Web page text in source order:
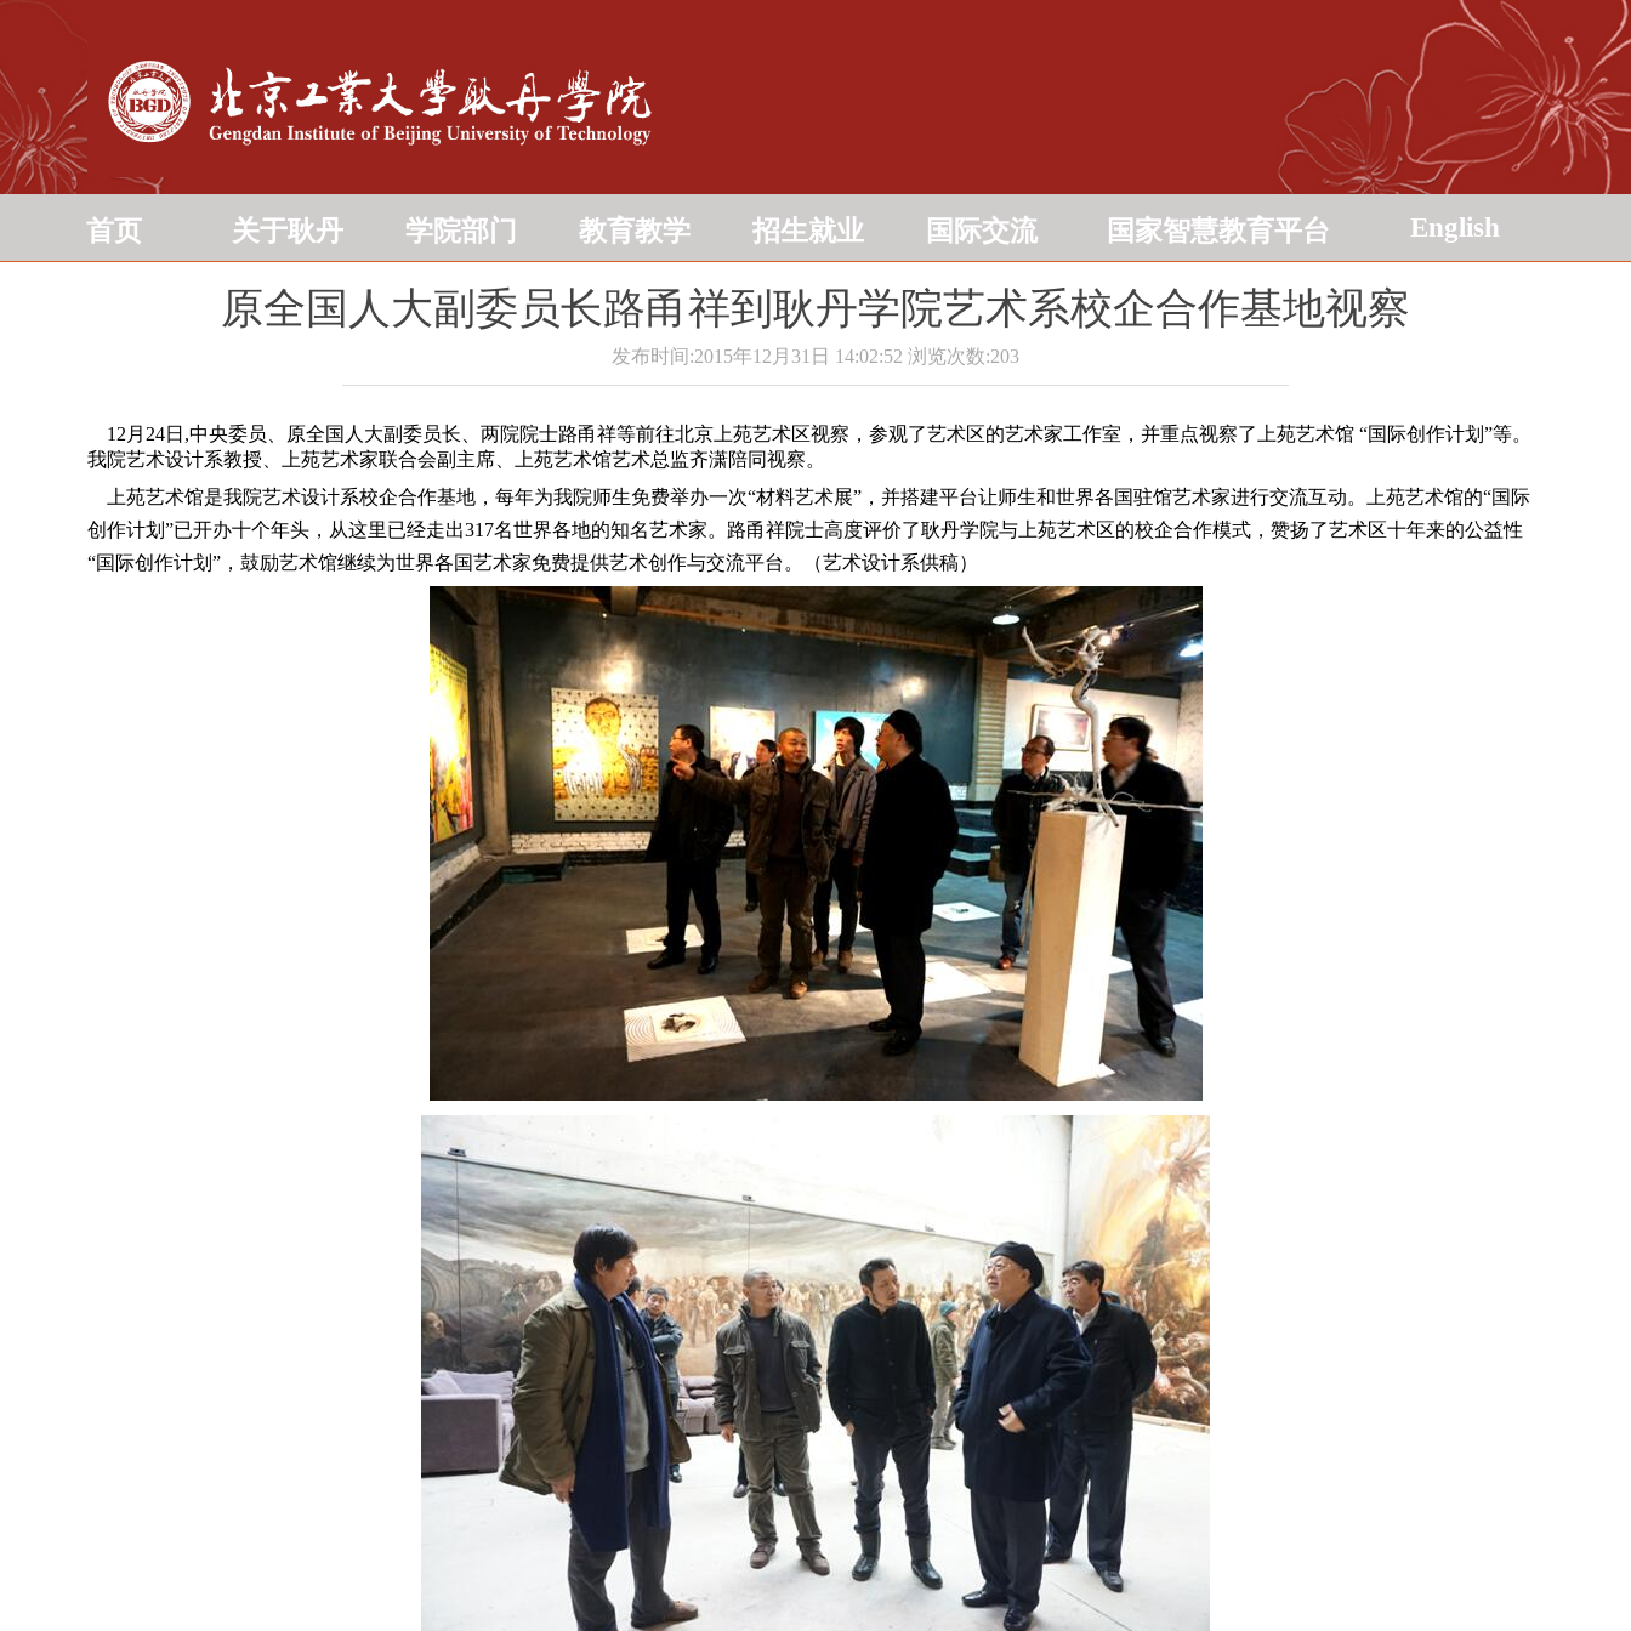
首页 关于耿丹 学院部门 教育教学 招生就业 国际交流 国家智慧教育平台 English
原全国人大副委员长路甬祥到耿丹学院艺术系校企合作基地视察
发布时间:2015年12月31日 14:02:52 浏览次数:203
12月24日,中央委员、原全国人大副委员长、两院院士路甬祥等前往北京上苑艺术区视察，参观了艺术区的艺术家工作室，并重点视察了上苑艺术馆 “国际创作计划”等。
我院艺术设计系教授、上苑艺术家联合会副主席、上苑艺术馆艺术总监齐潇陪同视察。
上苑艺术馆是我院艺术设计系校企合作基地，每年为我院师生免费举办一次“材料艺术展”，并搭建平台让师生和世界各国驻馆艺术家进行交流互动。上苑艺术馆的“国际
创作计划”已开办十个年头，从这里已经走出317名世界各地的知名艺术家。路甬祥院士高度评价了耿丹学院与上苑艺术区的校企合作模式，赞扬了艺术区十年来的公益性
“国际创作计划”，鼓励艺术馆继续为世界各国艺术家免费提供艺术创作与交流平台。（艺术设计系供稿）